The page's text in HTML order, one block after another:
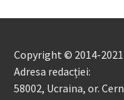
Copyright © 2014-
Adresa redacției:
58002, Ucraina, or.